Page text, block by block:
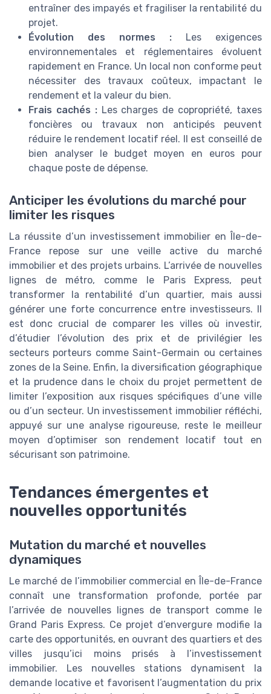
entraîner des impayés et fragiliser la rentabilité du
projet.
Évolution des normes : Les exigences
environnementales et réglementaires évoluent
rapidement en France. Un local non conforme peut
nécessiter des travaux coûteux, impactant le
rendement et la valeur du bien.
Frais cachés :Les charges de copropriété, taxes
foncières ou travaux non anticipés peuvent
réduire le rendement locatif réel. Il est conseillé de
bien analyser le budget moyen en euros pour
chaque poste de dépense.
Anticiper les évolutions du marché pour
limiter les risques
La réussite d’un investissement immobilier en Île-de-
France repose sur une veille active du marché
immobilier et des projets urbains. L’arrivée de nouvelles
lignes de métro, comme le Paris Express, peut
transformer la rentabilité d’un quartier, mais aussi
générer une forte concurrence entre investisseurs. Il
est donc crucial de comparer les villes où investir,
d’étudier l’évolution des prix et de privilégier les
secteurs porteurs comme Saint-Germain ou certaines
zones de la Seine. Enfin, la diversification géographique
et la prudence dans le choix du projet permettent de
limiter l’exposition aux risques spécifiques d’une ville
ou d’un secteur. Un investissement immobilier réfléchi,
appuyé sur une analyse rigoureuse, reste le meilleur
moyen d’optimiser son rendement locatif tout en
sécurisant son patrimoine.
Tendances émergentes et
nouvelles opportunités
Mutation du marché et nouvelles
dynamiques
Le marché de l’immobilier commercial en Île-de-France
connaît une transformation profonde, portée par
l’arrivée de nouvelles lignes de transport comme le
Grand Paris Express. Ce projet d’envergure modifie la
carte des opportunités, en ouvrant des quartiers et des
villes jusqu’ici moins prisés à l’investissement
immobilier. Les nouvelles stations dynamisent la
demande locative et favorisent l’augmentation du prix